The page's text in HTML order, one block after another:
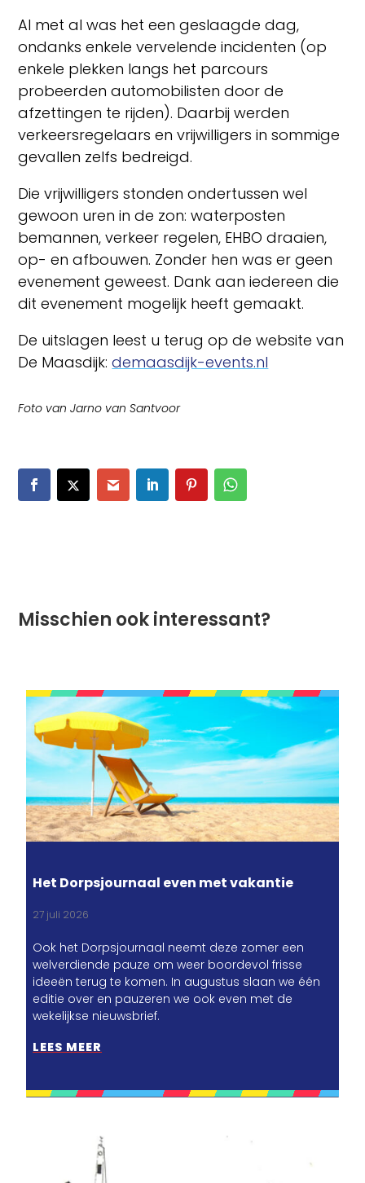
Al met al was het een geslaagde dag,
ondanks enkele vervelende incidenten (op
enkele plekken langs het parcours
probeerden automobilisten door de
afzettingen te rijden). Daarbij werden
verkeersregelaars en vrijwilligers in sommige
gevallen zelfs bedreigd.
Die vrijwilligers stonden ondertussen wel
gewoon uren in de zon: waterposten
bemannen, verkeer regelen, EHBO draaien,
op- en afbouwen. Zonder hen was er geen
evenement geweest. Dank aan iedereen die
dit evenement mogelijk heeft gemaakt.
De uitslagen leest u terug op de website van
De Maasdijk:demaasdijk-events.nl
Foto van Jarno van Santvoor
Misschien ook interessant?
Het Dorpsjournaal even met vakantie
27 juli 2026
Ook het Dorpsjournaal neemt deze zomer een
welverdiende pauze om weer boordevol frisse
ideeën terug te komen. In augustus slaan we één
editie over en pauzeren we ook even met de
wekelijkse nieuwsbrief.
LEES MEER